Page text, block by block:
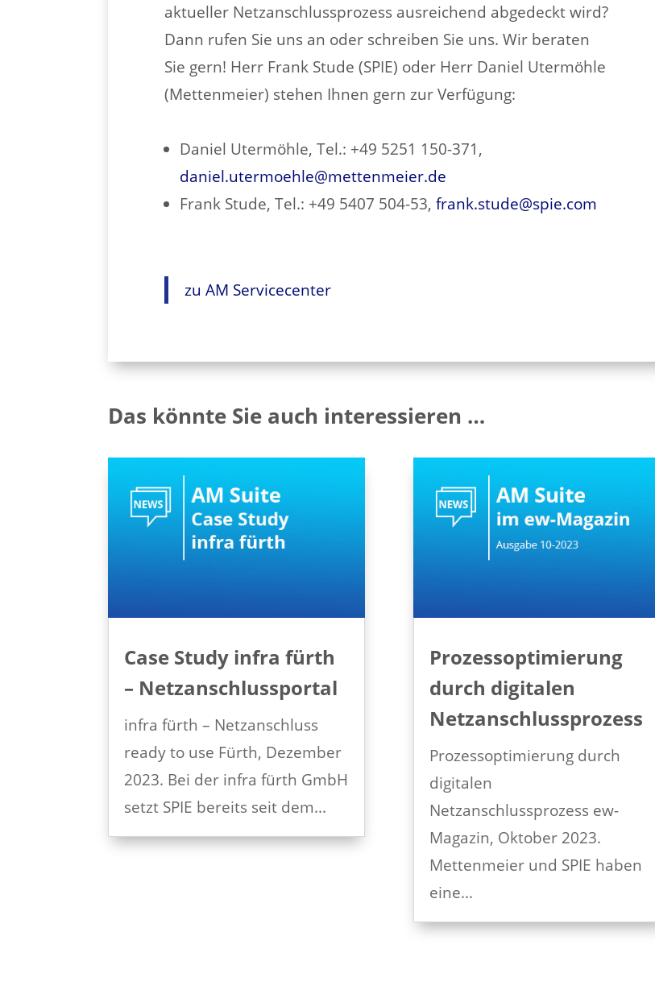
aktueller Netzanschlussprozess ausreichend abgedeckt wird?
Dann rufen Sie uns an oder schreiben Sie uns. Wir beraten
Sie gern! Herr Frank Stude (SPIE) oder Herr Daniel Utermöhle
(Mettenmeier) stehen Ihnen gern zur Verfügung:
Daniel Utermöhle, Tel.: +49 5251 150-371,
daniel.utermoehle@mettenmeier.de
Frank Stude, Tel.: +49 5407 504-53,frank.stude@spie.com
zu AM Servicecenter
Das könnte Sie auch interessieren …
Case Study infra fürth
– Netzanschlussportal
infra fürth – Netzanschluss
ready to use Fürth, Dezember
2023. Bei der infra fürth GmbH
setzt SPIE bereits seit dem...
Prozessoptimierung
durch digitalen
Netzanschlussprozess
Prozessoptimierung durch
digitalen
Netzanschlussprozess ew-
Magazin, Oktober 2023.
Mettenmeier und SPIE haben
eine...